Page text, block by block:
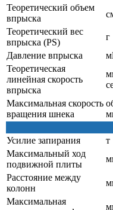
Теоретический объем
впрыска
Теоретический вес
впрыска (PS)
г
Давление впрыска
Теоретическая
линейная скорость
впрыска
Максимальная скорость
вращения шнека
Усилие запирания
т
Максимальный ход
подвижной плиты
Расстояние между
колонн
Максимальная